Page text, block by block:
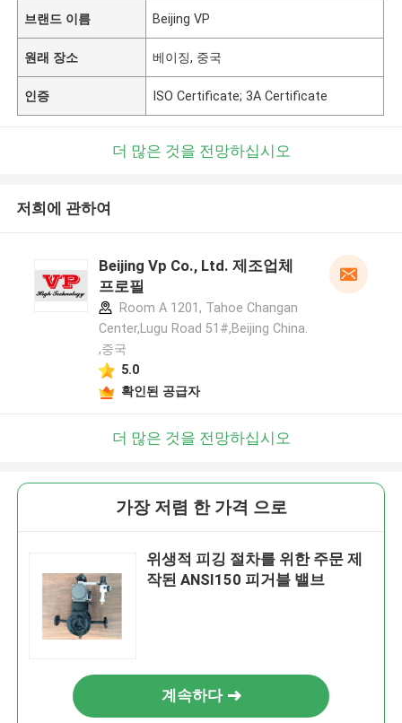
브랜드 이름 Beijing VP
원래 장소 베이징, 중국
인증 ISO Certificate; 3A Certificate
더 많은 것을 전망하십시오
저희에 관하여
Beijing Vp Co., Ltd. 제조업체
프로필
Room A 1201, Tahoe Changan
Center,Lugu Road 51#,Beijing China.
,중국
5.0
확인된 공급자
더 많은 것을 전망하십시오
가장 저렴 한 가격 으로
위생적 피깅 절차를 위한 주문 제
작된 ANSI150 피거블 밸브
계속하다